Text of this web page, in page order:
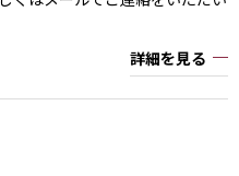
詳細を見る